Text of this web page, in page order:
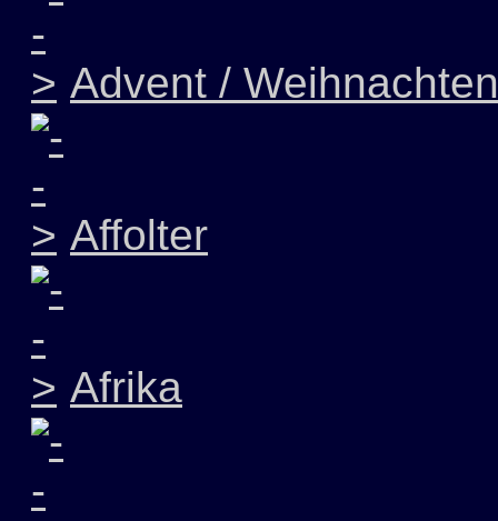
Advent / Weihnachten
Affolter
Afrika